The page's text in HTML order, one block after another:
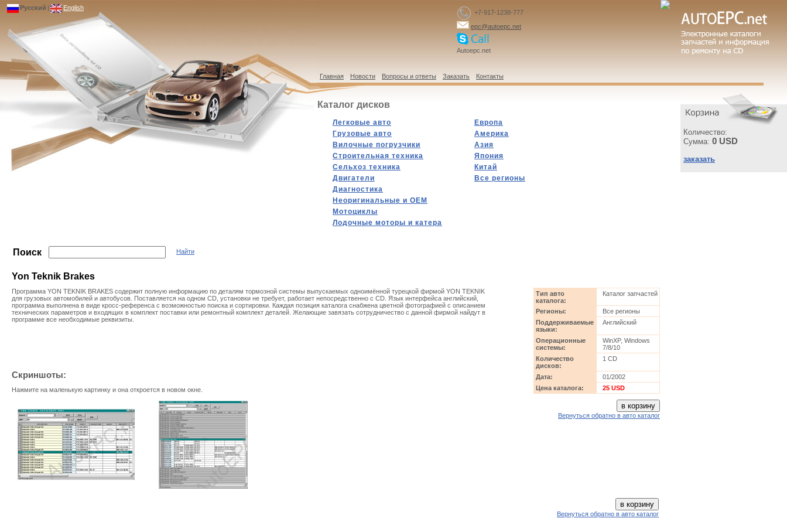
Количество:
Сумма: 0 USD
заказать
+7-917-1238-777
epc@autoepc.net
Autoepc.net
Главная Новости Вопросы и ответы Заказать Контакты
Русский | English
Каталог дисков
Легковые авто
Грузовые авто
Вилочные погрузчики
Строительная техника
Сельхоз техника
Двигатели
Диагностика
Hеоригинальные и OEM
Мотоциклы
Лодочные моторы и катера
Европа
Америка
Азия
Япония
Китай
Все регионы
Поиск Найти
Yon Teknik Brakes
Программа YON TEKNIK BRAKES содержит полную информацию по деталям тормозной системы выпускаемых одноимённой турецкой фирмой YON TEKNIK
для грузовых автомобилей и автобусов. Поставляется на одном CD, установки не требует, работает непосредственно с CD. Язык интерфейса английский,
программа выполнена в виде кросс-референса с возможностью поиска и сортировки. Каждая позиция каталога снабжена цветной фотографией с описанием
технических параметров и входящих в комплект поставки или ремонтный комплект деталей. Желающие завязать сотрудничество с данной фирмой найдут в
программе все необходимые реквизиты.
Тип авто
каталога:
Каталог запчастей
Регионы:
Все регионы
Поддерживаемые
языки:
Английский
Операционные
системы:
WinXP, Windows
7/8/10
Количество
дисков:
1 CD
Дата:
01/2002
Цена каталога:
25 USD
Вернуться обратно в авто каталог
Скриншоты:
Нажмите на маленькую картинку и она откроется в новом окне.
Вернуться обратно в авто каталог